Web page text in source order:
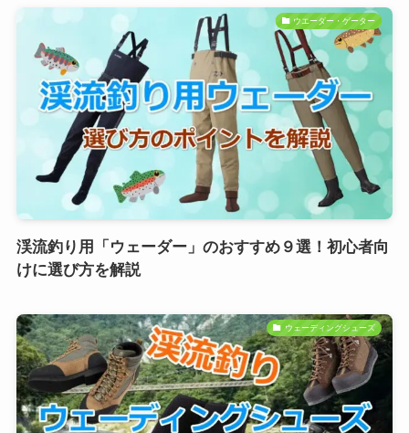
ウエーダー・ゲーター
渓流釣り用「ウェーダー」のおすすめ９選！初心者向
けに選び方を解説
ウェーディングシューズ